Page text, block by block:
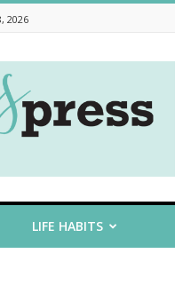
2026
To
The
LIFE HABITS